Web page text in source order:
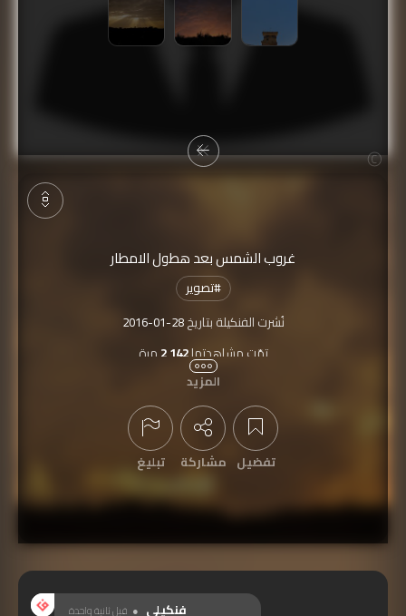
غروب الشمس بعد هطول الامطار
#تصوير
نُشرت الفنكيلة بتاريخ2016-01-28
تمّت مشاهدتها2,142 مرة
المزيد
تفضيل مشاركة تبليغ
فنكيلي قبل ثانية واحدة